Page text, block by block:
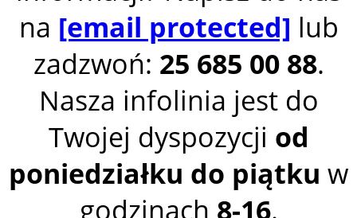
na [email protected] lub
zadzwoń: 25 685 00 88.
Nasza infolinia jest do
Twojej dyspozycji od
poniedziałku do piątku w
godzinach 8-16.